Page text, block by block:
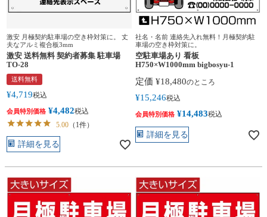
激安 月極契約駐車場の空き枠対策に。 丈
夫なアルミ複合板3mm
激安 送料無料 契約者募集 駐車場
TO-28
送料無料
¥4,719税込
会員特別価格 ¥4,482税込
5.00 （1件）
詳細を見る
社名・名前 連絡先入れ無料！月極契約駐
車場の空き枠対策に。
空駐車場あり 看板
H750×W1000mm bigbosyu-1
定価 ¥18,480のところ
¥15,246税込
会員特別価格 ¥14,483税込
詳細を見る